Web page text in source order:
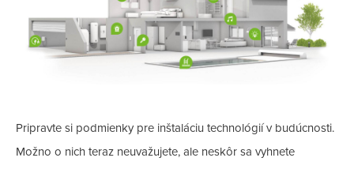
Pripravte si podmienky pre inštaláciu technológií v budúcnosti.
Možno o nich teraz neuvažujete, ale neskôr sa vyhnete